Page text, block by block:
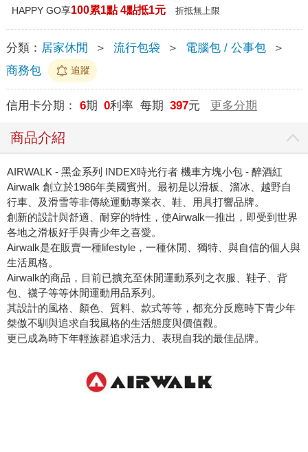
HAPPY GO享100累1點 4點抵1元 折抵無上限
分類： 居家休閒 ＞ 流行包袋 ＞ 電腦包 / 公事包
＞
商務包
追蹤
信用卡分期： 6期 0利率 每期 397元 更多分期
商品介紹
AIRWALK - 黑金系列 INDEX時光行者 機車方塊小包 - 醉酒紅
Airwalk 創立於1986年美國賓州。最初是以滑板、溜冰、越野自
行車、及滑雪等非傳統運動專業衣、鞋、用具打響品牌。
創新的設計與舒適、耐穿的特性，使Airwalk一推出，即受到世界
各地之滑板好手與青少年之喜愛。
Airwalk是在販賣一種lifestyle，一種休閒、獨特、與自信的個人與
生活風格。
Airwalk的商品，目前已擴充至休閒運動系列之衣服、鞋子、背
包、襪子等等休閒運動用品系列。
其設計的風格、顏色、質料、款式等等，都充分反應時下青少年
桀傲不馴與追求自我風格的生活態度與價值觀。
更已成為時下年輕族群追求活力、表現自我的最佳品牌。